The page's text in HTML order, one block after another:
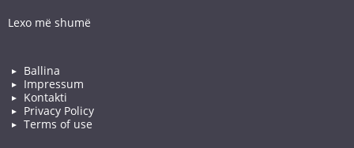
Lexo më shumë
Ballina
Impressum
Kontakti
Privacy Policy
Terms of use